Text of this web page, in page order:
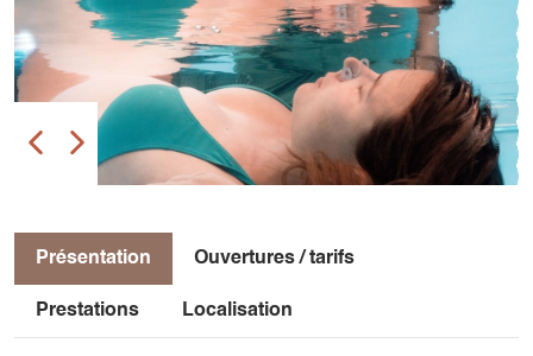
Présentation Ouvertures / tarifs
Prestations Localisation